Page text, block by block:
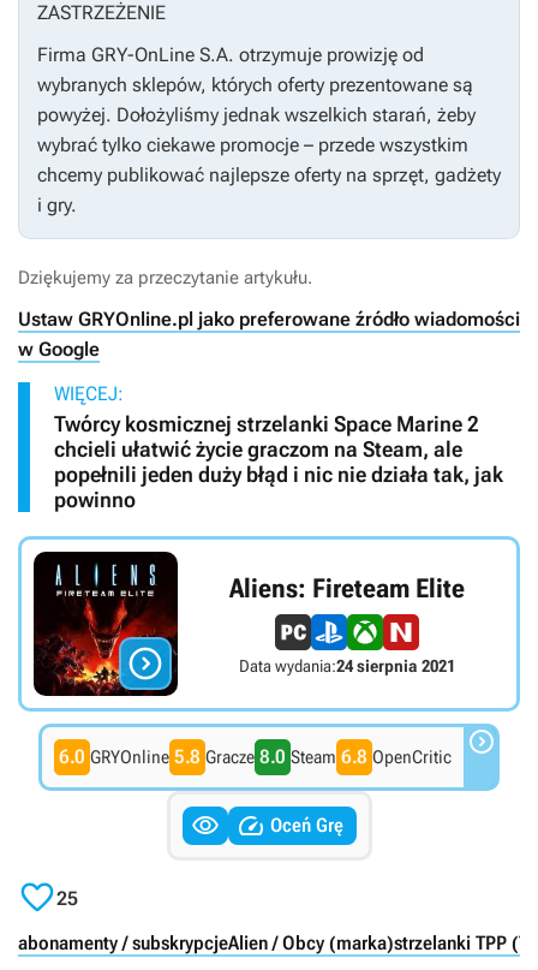
ZASTRZEŻENIE
Firma GRY-OnLine S.A. otrzymuje prowizję od
wybranych sklepów, których oferty prezentowane są
powyżej. Dołożyliśmy jednak wszelkich starań, żeby
wybrać tylko ciekawe promocje – przede wszystkim
chcemy publikować najlepsze oferty na sprzęt, gadżety
i gry.
Dziękujemy za przeczytanie artykułu.
Ustaw GRYOnline.pl jako preferowane źródło wiadomości
w Google
WIĘCEJ:
Twórcy kosmicznej strzelanki Space Marine 2
chcieli ułatwić życie graczom na Steam, ale
popełnili jeden duży błąd i nic nie działa tak, jak
powinno

Aliens: Fireteam Elite
Data wydania:24 sierpnia 2021
6.0 GRYOnline 5.8 Gracze 8.0 Steam 6.8 OpenCritic 
  Oceń Grę
25
abonamenty / subskrypcjeAlien / Obcy (marka)strzelanki TPP